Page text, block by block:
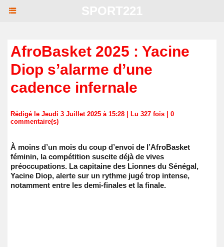
AfroBasket 2025 : Yacine
Diop s’alarme d’une
cadence infernale
Rédigé le Jeudi 3 Juillet 2025 à 15:28 | Lu 327 fois | 0
commentaire(s)
À moins d’un mois du coup d’envoi de l’AfroBasket
féminin, la compétition suscite déjà de vives
préoccupations. La capitaine des Lionnes du Sénégal,
Yacine Diop, alerte sur un rythme jugé trop intense,
notamment entre les demi-finales et la finale.